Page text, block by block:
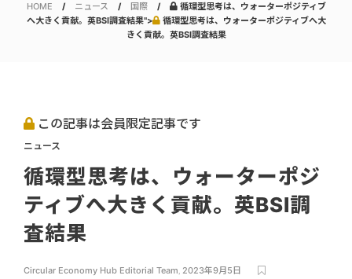
HOME ニュース 国際
循環型思考は、ウォーターポジティブ
へ大きく貢献。英BSI調査結果">
循環型思考は、ウォーターポジティブへ大
きく貢献。英BSI調査結果
この記事は会員限定記事です
ニュース
循環型思考は、ウォーターポジ
ティブへ大きく貢献。英BSI調
査結果
Circular Economy Hub Editorial Team, 2023年9月5日